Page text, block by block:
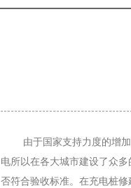
由于国家支持力度的增
电所以在各大城市建设了众多
否符合验收标准。在充电桩